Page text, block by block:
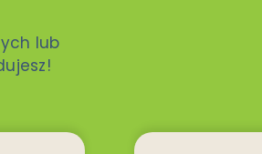
lub